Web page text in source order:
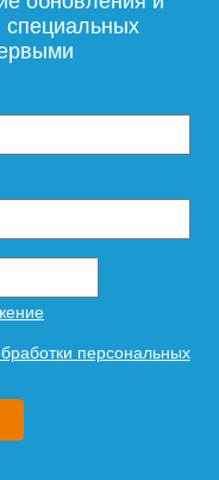
для комплекта
Style Line
белая
специальных
персональных